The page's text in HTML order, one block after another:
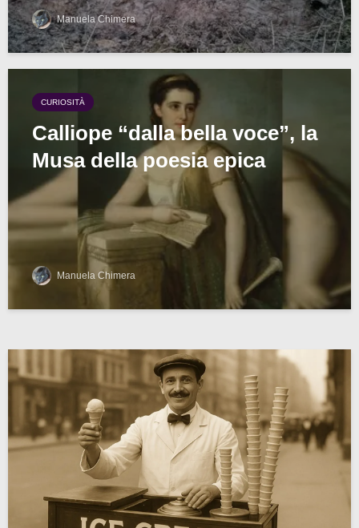
Manuela Chimera
CURIOSITÀ
Calliope “dalla bella voce”, la
Musa della poesia epica
Manuela Chimera